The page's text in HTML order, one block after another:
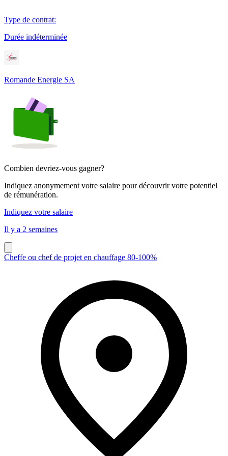
Type de contrat:
Durée indéterminée
Romande Energie SA
Combien devriez-vous gagner?
Indiquez anonymement votre salaire pour découvrir votre potentiel
de rémunération.
Indiquez votre salaire
Il y a 2 semaines
Cheffe ou chef de projet en chauffage 80-100%